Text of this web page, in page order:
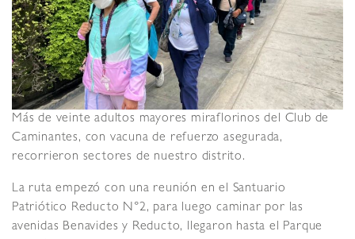
Más de veinte adultos mayores miraflorinos del Club de
Caminantes, con vacuna de refuerzo asegurada,
recorrieron sectores de nuestro distrito.
La ruta empezó con una reunión en el Santuario
Patriótico Reducto N°2, para luego caminar por las
avenidas Benavides y Reducto, llegaron hasta el Parque